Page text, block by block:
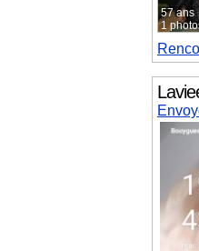
57 ans
1